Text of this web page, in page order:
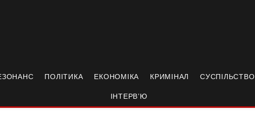
ПОЛІТИКА ЕКОНОМІКА КРИМІНАЛ СУСПІЛЬСТВО
ІНТЕРВ’Ю